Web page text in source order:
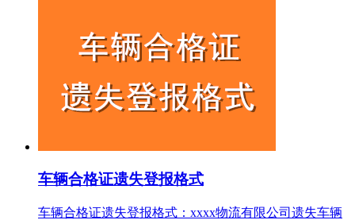
车辆合格证遗失登报格式
车辆合格证遗失登报格式：xxxx物流有限公司遗失车辆